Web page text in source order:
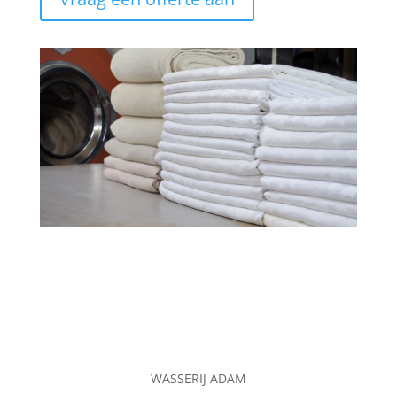
WASSERIJ ADAM